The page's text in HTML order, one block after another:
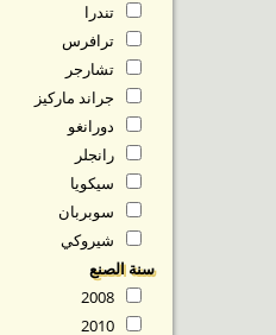
تندرا
ترافرس
تشارجر
جراند ماركيز
دورانغو
رانجلر
سيكويا
سوبربان
شيروكي
سنة الصنع